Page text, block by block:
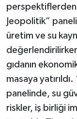
perspektiflerden
Jeopolitik”
üretim ve su
gıdanın
masaya yatırıldı.
panelinde, su
riskler, iş birliği